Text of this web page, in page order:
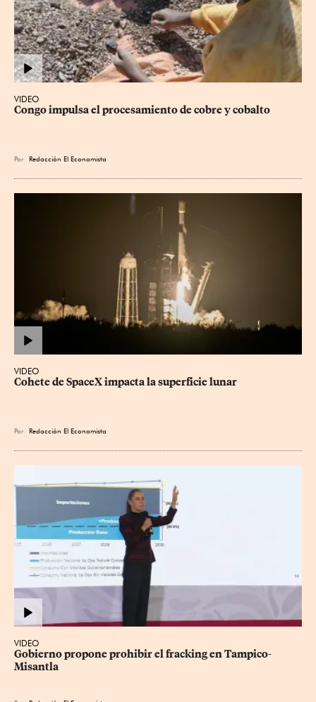
VIDEO
Congo impulsa el procesamiento de cobre y cobalto
Por Redacción El Economista
VIDEO
Cohete de SpaceX impacta la superficie lunar
Por Redacción El Economista
VIDEO
Gobierno propone prohibir el fracking en Tampico-
Misantla